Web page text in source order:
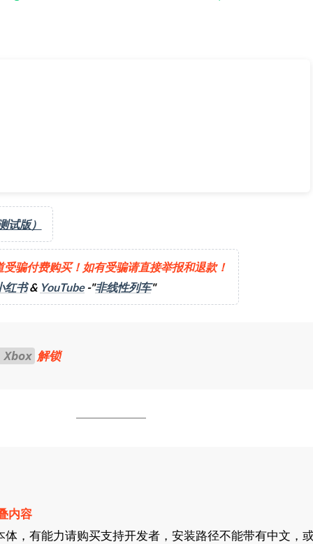
试版）
骗付费购买！如有受骗请直接举报和退款！
红书& YouTube-"非线性列车"
解锁
内容
体，有能力请购买支持开发者，安装路径不能带有中文，